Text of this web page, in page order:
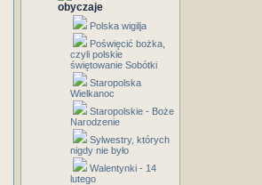
obyczaje
Polska wigilja
Poświęcić bożka,
czyli polskie
świętowanie Sobótki
Staropolska
Wielkanoc
Staropolskie - Boże
Narodzenie
Sylwestry, których
nigdy nie było
Walentynki - 14
lutego